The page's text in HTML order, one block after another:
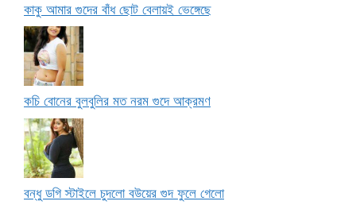
কাকু আমার গুদের বাঁধ ছোট বেলায়ই ভেঙ্গেছে
কচি বোনের বুলবুলির মত নরম গুদে আক্রমণ
বন্ধু ডগি স্টাইলে চুদলো বউয়ের গুদ ফুলে গেলো